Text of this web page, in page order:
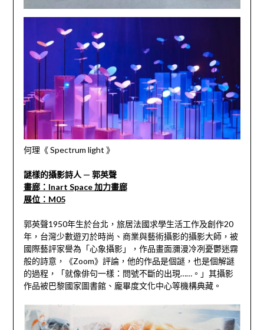
何理《 Spectrum light 》
謎樣的攝影詩人 — 郭英聲
畫廊：Inart Space 加力畫廊
展位：M05
郭英聲1950年生於台北，旅居法國求學生活工作及創作20
年，台灣少數遊刃於時尚、商業與藝術攝影的攝影大師，被
國際藝評家譽為「心象攝影」，作品畫面瀰漫冷冽憂鬱迷霧
般的詩意，《Zoom》評論，他的作品是個謎，也是個解謎
的過程，「就像俳句一樣：問號不斷的出現……。」其攝影
作品被巴黎國家圖書館、龐畢度文化中心等機構典藏。